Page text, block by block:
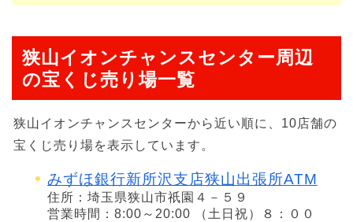
狭山イオンチャンスセンター周辺
の宝くじ売り場一覧
狭山イオンチャンスセンターから近い順に、10店舗の
宝くじ売り場を表示しています。
みずほ銀行新所沢支店狭山出張所ATM
住所：埼玉県狭山市祇園４－５９
営業時間：8:00～20:00 （土日祝）８：００